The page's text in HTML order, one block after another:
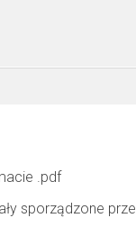
.pdf
sporządzone